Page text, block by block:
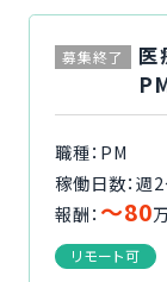
よくある質問
福利厚生
ご利用者様の
募集終了
医
職種：PM
稼働日数：週
報酬： 〜80
リモート可